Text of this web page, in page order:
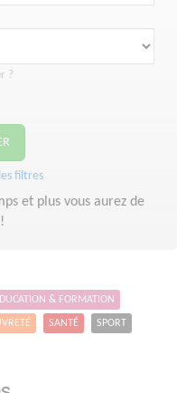
?
filtres
et plus vous aurez de
& FORMATION
SANTÉ SPORT